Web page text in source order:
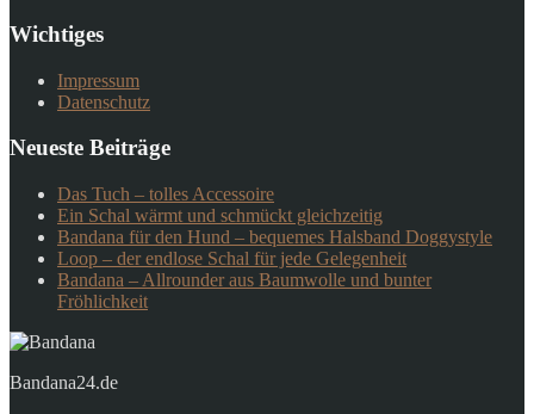
Wichtiges
Impressum
Datenschutz
Neueste Beiträge
Das Tuch – tolles Accessoire
Ein Schal wärmt und schmückt gleichzeitig
Bandana für den Hund – bequemes Halsband Doggystyle
Loop – der endlose Schal für jede Gelegenheit
Bandana – Allrounder aus Baumwolle und bunter
Fröhlichkeit
Bandana24.de